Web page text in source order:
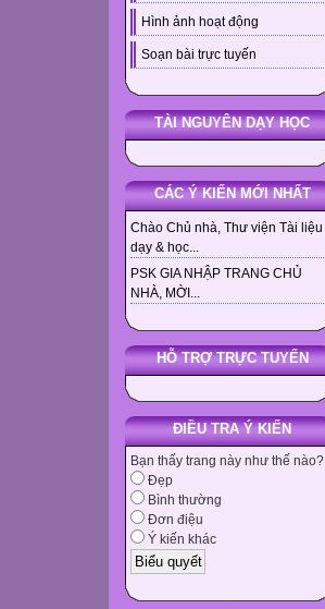
Hình ảnh hoạt động
Soạn bài trực tuyến
TÀI NGUYÊN DẠY HỌC
CÁC Ý KIẾN MỚI NHẤT
Chào Chủ nhà, Thư viện Tài liệu
dạy & học...
PSK GIA NHẬP TRANG CHỦ
NHÀ, MỜI...
HỖ TRỢ TRỰC TUYẾN
ĐIỀU TRA Ý KIẾN
Bạn thấy trang này như thế nào?
Đẹp
Bình thường
Đơn điệu
Ý kiến khác